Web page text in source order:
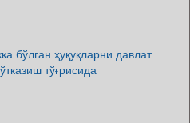
бўлган ҳуқуқларни давлат
тўғрисида